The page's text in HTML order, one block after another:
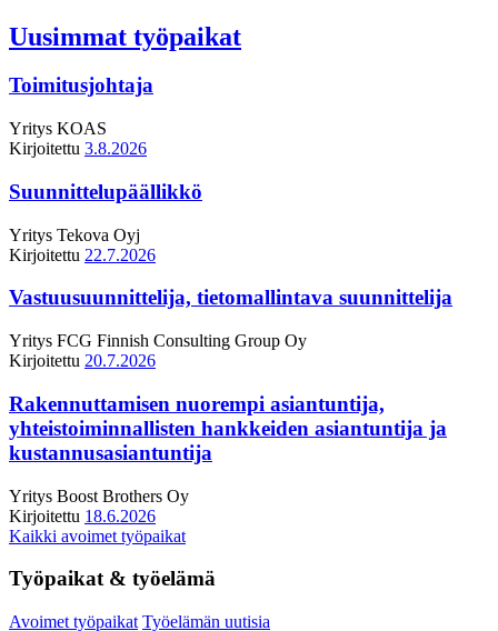
Uusimmat työpaikat
Toimitusjohtaja
Yritys KOAS
Kirjoitettu 3.8.2026
Suunnittelupäällikkö
Yritys Tekova Oyj
Kirjoitettu 22.7.2026
Vastuusuunnittelija, tietomallintava suunnittelija
Yritys FCG Finnish Consulting Group Oy
Kirjoitettu 20.7.2026
Rakennuttamisen nuorempi asiantuntija,
yhteistoiminnallisten hankkeiden asiantuntija ja
kustannusasiantuntija
Yritys Boost Brothers Oy
Kirjoitettu 18.6.2026
Kaikki avoimet työpaikat
Työpaikat & työelämä
Avoimet työpaikat Työelämän uutisia